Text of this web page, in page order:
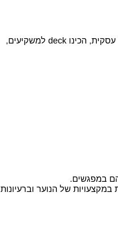
עם אנשים בני גילי! הם בנו תכנית עסקית, הכינו deck למשקיעים,
במפגשים.
של הנוער וברעיונות